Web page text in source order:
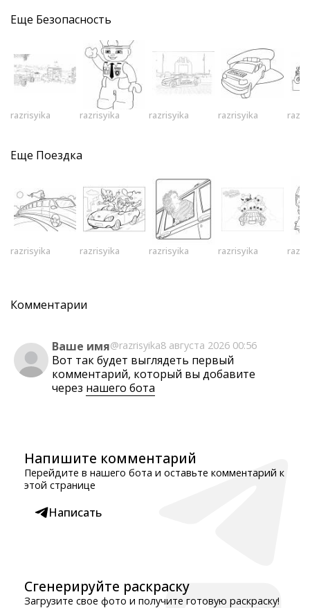
Еще Безопасность
razrisyika razrisyika razrisyika razrisyika
Еще Поездка
razrisyika razrisyika razrisyika razrisyika
Комментарии
Ваше имя@razrisyika8 августа 2026 00:56
Вот так будет выглядеть первый
комментарий, который вы добавите
через нашего бота
Напишите комментарий
Перейдите в нашего бота и оставьте комментарий к
этой странице
Написать
Сгенерируйте раскраску
Загрузите свое фото и получите готовую раскраску!